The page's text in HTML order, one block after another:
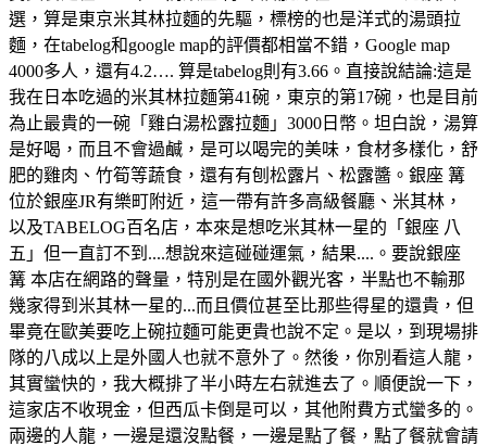
選，算是東京米其林拉麵的先驅，標榜的也是洋式的湯頭拉
麵，在tabelog和google map的評價都相當不錯，Google map
4000多人，還有4.2…. 算是tabelog則有3.66。直接說結論:這是
我在日本吃過的米其林拉麵第41碗，東京的第17碗，也是目前
為止最貴的一碗「雞白湯松露拉麵」3000日幣。坦白說，湯算
是好喝，而且不會過鹹，是可以喝完的美味，食材多樣化，舒
肥的雞肉、竹筍等蔬食，還有有刨松露片、松露醬。銀座 篝
位於銀座JR有樂町附近，這一帶有許多高級餐廳、米其林，
以及TABELOG百名店，本來是想吃米其林一星的「銀座 八
五」但一直訂不到....想說來這碰碰運氣，結果....。要說銀座
篝 本店在網路的聲量，特別是在國外觀光客，半點也不輸那
幾家得到米其林一星的...而且價位甚至比那些得星的還貴，但
畢竟在歐美要吃上碗拉麵可能更貴也說不定。是以，到現場排
隊的八成以上是外國人也就不意外了。然後，你別看這人龍，
其實蠻快的，我大概排了半小時左右就進去了。順便說一下，
這家店不收現金，但西瓜卡倒是可以，其他附費方式蠻多的。
兩邊的人龍，一邊是還沒點餐，一邊是點了餐，點了餐就會請